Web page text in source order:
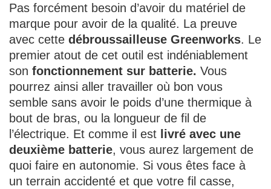
Pas forcément besoin d’avoir du matériel de
marque pour avoir de la qualité. La preuve
avec cette débroussailleuse Greenworks. Le
premier atout de cet outil est indéniablement
son fonctionnement sur batterie. Vous
pourrez ainsi aller travailler où bon vous
semble sans avoir le poids d’une thermique à
bout de bras, ou la longueur de fil de
l’électrique. Et comme il est livré avec une
deuxième batterie, vous aurez largement de
quoi faire en autonomie. Si vous êtes face à
un terrain accidenté et que votre fil casse,